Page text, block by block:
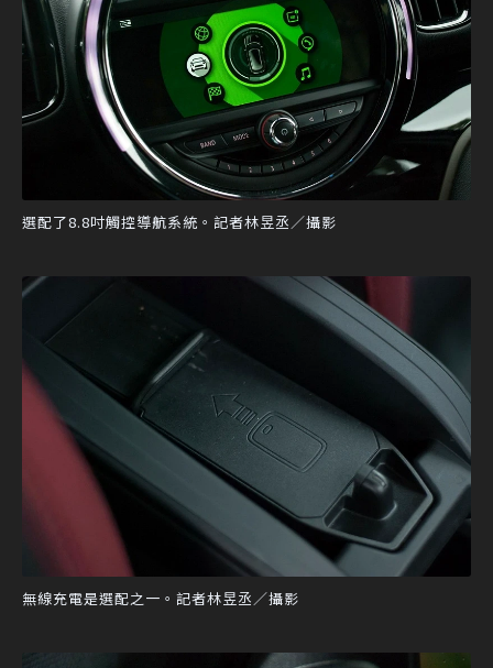
選配了8.8吋觸控導航系統。記者林昱丞／攝影
無線充電是選配之一。記者林昱丞／攝影